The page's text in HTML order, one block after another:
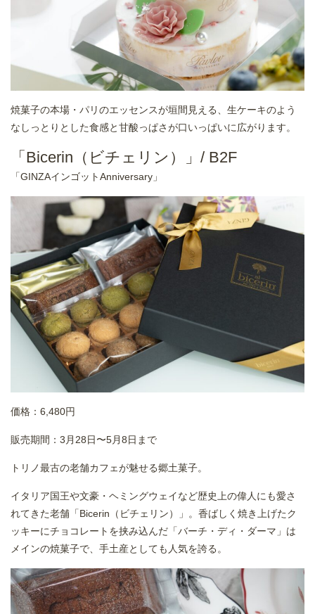
焼菓子の本場・パリのエッセンスが垣間見える、生ケーキのよう
なしっとりとした食感と甘酸っぱさが口いっぱいに広がります。
「Bicerin（ビチェリン）」/ B2F
「GINZAインゴットAnniversary」
価格：6,480円
販売期間：3月28日〜5月8日まで
トリノ最古の老舗カフェが魅せる郷土菓子。
イタリア国王や文豪・ヘミングウェイなど歴史上の偉人にも愛さ
れてきた老舗「Bicerin（ビチェリン）」。香ばしく焼き上げたク
ッキーにチョコレートを挟み込んだ「バーチ・ディ・ダーマ」は
メインの焼菓子で、手土産としても人気を誇る。